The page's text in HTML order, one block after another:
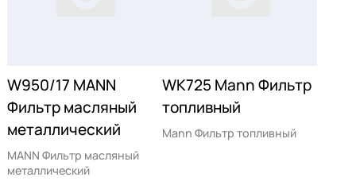
W950/17 MANN
Фильтр масляный
металлический
MANN Фильтр масляный
металлический
WK725 Mann Фильтр
топливный
Mann Фильтр топливный